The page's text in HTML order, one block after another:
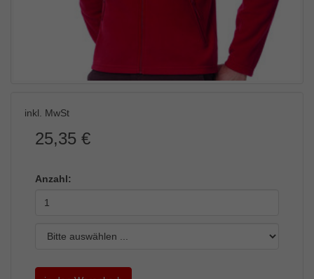
inkl. MwSt
25,35 €
Anzahl:
Externe Inhalte
Wir verwenden auf unserer Website externe Inhalte, um
Ihnen zusätzliche Informationen anzubieten.